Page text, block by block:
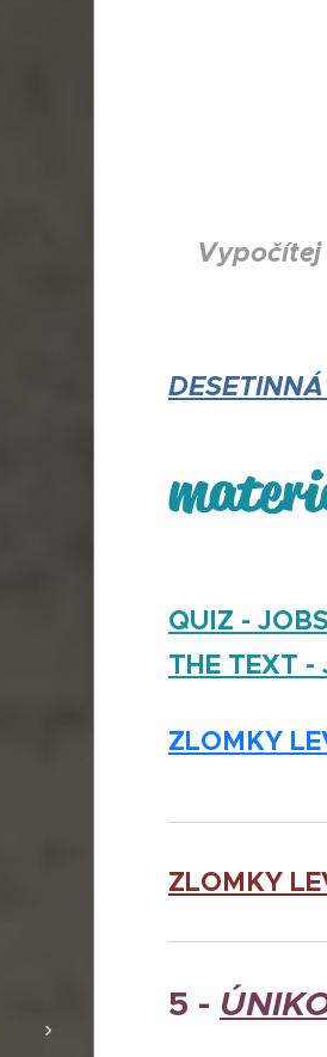
Vypočítej
QUIZ - JOBS
THE TEXT -
ZLOMKY
ZLOMKY
5 -